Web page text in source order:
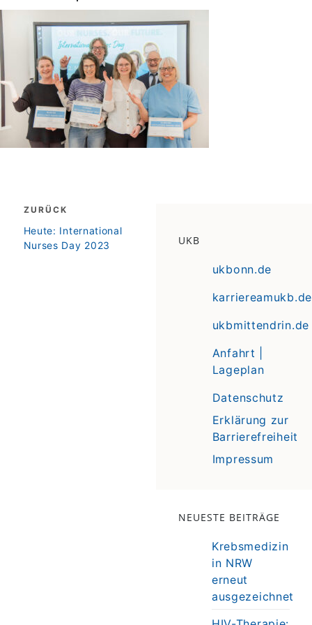
Beitragsnavigation
ZURÜCK
zurück
Heute: International
Nurses Day 2023
UKB
ukbonn.de
karriereamukb.de
ukbmittendrin.de
Anfahrt |
Lageplan
Datenschutz
Erklärung zur
Barrierefreiheit
Impressum
NEUESTE BEITRÄGE
Krebsmedizin
in NRW
erneut
ausgezeichnet